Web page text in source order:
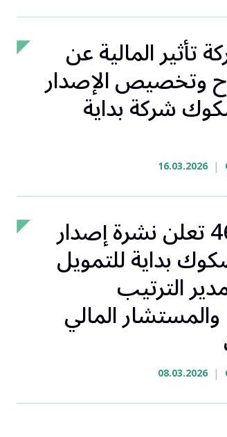
تأثير المالية عن
وتخصيص الإصدار
شركة بداية
|
16.03.2026
إمباكت46 تعلن نشرة إصدار
بداية للتمويل
الترتيب
المالي
|
08.03.2026